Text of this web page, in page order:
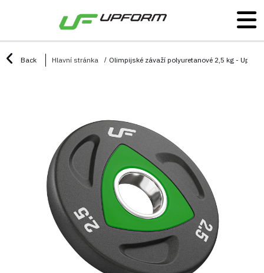
Back Hlavní stránka Olimpijské závaží polyuretanové 2,5 kg -